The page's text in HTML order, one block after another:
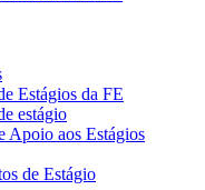
Estágios da FE
estágio
aos Estágios
de Estágio